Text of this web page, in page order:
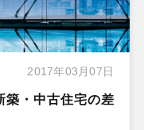
2017年03月07日
築・中古住宅の差